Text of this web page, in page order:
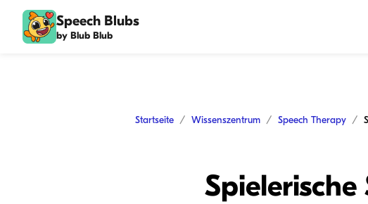
Speech Blubs
by Blub Blub
Startseite Wissenszentrum Speech Therapy